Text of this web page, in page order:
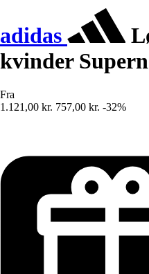
adidas
kvinder
Fra
1.121,00 kr. 757,00 kr. -32%